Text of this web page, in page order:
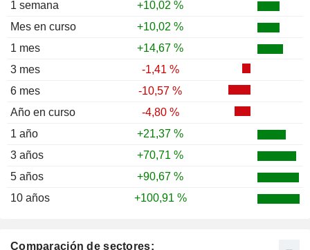
1 semana
+10,02 %
Mes en curso
+10,02 %
1 mes
+14,67 %
3 mes
-1,41 %
6 mes
-10,57 %
Año en curso
-4,80 %
1 año
+21,37 %
3 años
+70,71 %
5 años
+90,67 %
10 años
+100,91 %
Comparación de sectores: